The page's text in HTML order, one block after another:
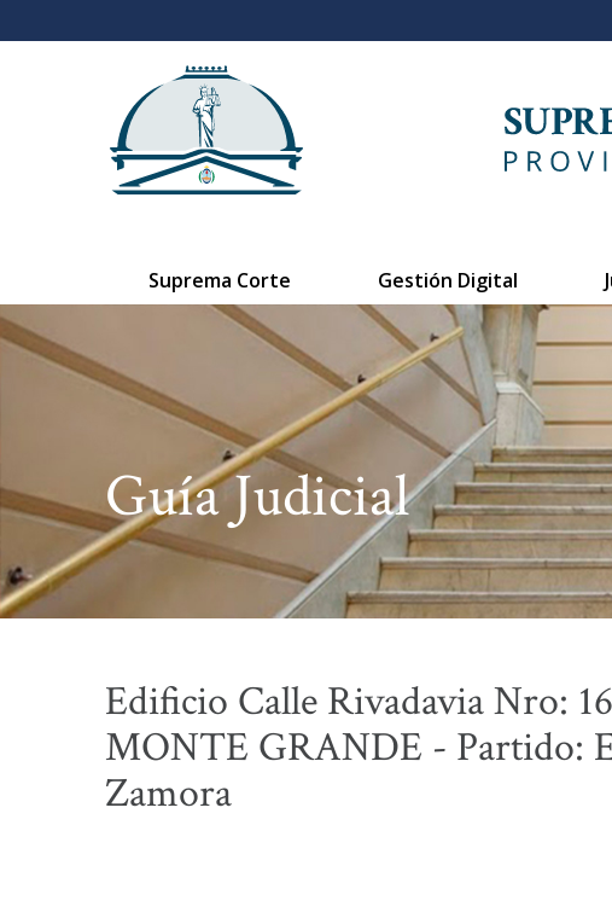
Suprema Corte Gestión Digital
Guía Judicial
Edificio Calle Rivadavia Nro:
MONTE GRANDE - Partido:
Zamora